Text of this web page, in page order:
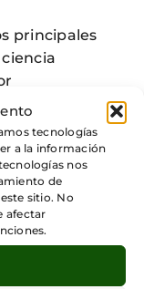
tecnologías
a la información
nos
de
sitio. No
afectar
principales
las
existen
el que se
que
la